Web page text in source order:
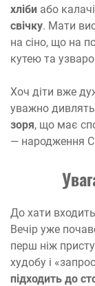
хліби або
свічку. Мати
на сіно, що на
кутею та
Хоч діти вже
уважно
зоря, що має
— народження
До хати
Вечір уже
перш ніж
худобу і
підходить до